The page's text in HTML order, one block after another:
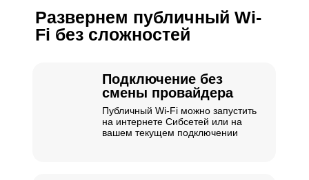
Развернем публичный Wi-
Fi без сложностей
Подключение без
смены провайдера
Публичный Wi-Fi можно запустить
на интернете Сибсетей или на
вашем текущем подключении